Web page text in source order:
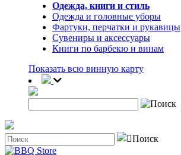
Одежда, книги и стиль
Одежда и головные уборы
Фартуки, перчатки и рукавицы
Сувениры и аксессуары
Книги по барбекю и винам
Показать всю винную карту